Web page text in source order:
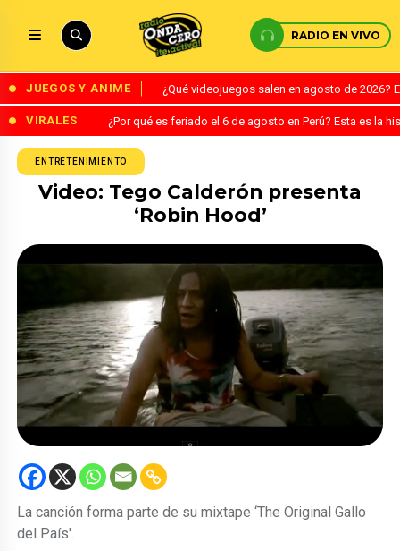
RADIO EN VIVO
JUEGOS Y ANIME ¿Qué videojuegos salen en agosto de
VIRALES ¿Por qué es feriado el 6 de agosto en Perú? Esta es la
ENTRETENIMIENTO
Video: Tego Calderón presenta
‘Robin Hood’
La canción forma parte de su mixtape ‘The Original Gallo
del País'.